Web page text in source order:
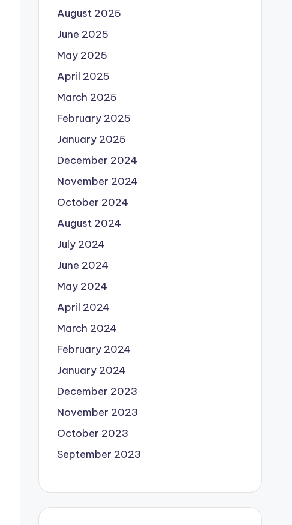
August 2025
June 2025
May 2025
April 2025
March 2025
February 2025
January 2025
December 2024
November 2024
October 2024
August 2024
July 2024
June 2024
May 2024
April 2024
March 2024
February 2024
January 2024
December 2023
November 2023
October 2023
September 2023